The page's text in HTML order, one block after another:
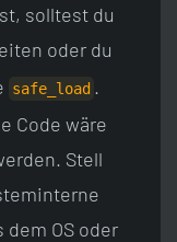
solltest du
oder du
safe_load .
Code wäre
Stell
OS oder